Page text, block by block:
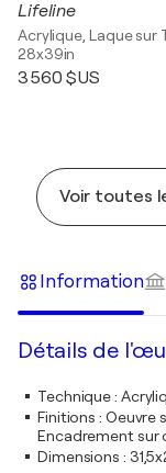
Lifeline
Acrylique, Laque sur
28x39in
3 560 $US
Voir toutes
Information
Détails de
Technique:
Finitions : Oeuvre
Encadrement sur
Dimensions :